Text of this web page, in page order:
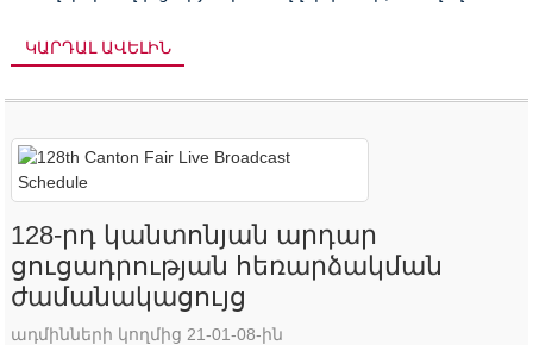
համար ...
ԿԱՐԴԱԼ ԱՎԵԼԻՆ
128-րդ կանտոնյան արդար
ցուցադրության հեռարձակման
ժամանակացույց
ադմինների կողմից 21-01-08-ին